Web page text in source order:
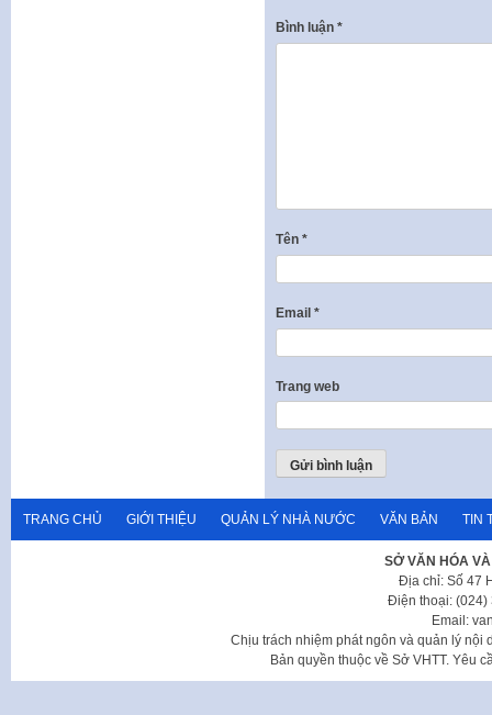
Bình luận *
Tên *
Email *
Trang web
TRANG CHỦ GIỚI THIỆU QUẢN LÝ NHÀ NƯỚC VĂN BẢN TIN
SỞ VĂN HÓA
Địa chỉ: Số 47
Điện thoại: (024)
Email:
Chịu trách nhiệm phát ngôn và quản lý nội
Bản quyền thuộc về Sở VHTT. Yêu